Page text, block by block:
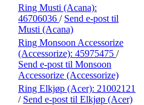
Ring Musti (Acana):
46706036 / Send e-post til
Musti (Acana)
Ring Monsoon Accessorize
(Accessorize): 45975475 /
Send e-post til Monsoon
Accessorize (Accessorize)
Ring Elkjøp (Acer): 21002121
/ Send e-post til Elkjøp (Acer)